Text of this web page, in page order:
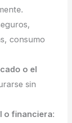
consumo
o el
sin
o financiera: